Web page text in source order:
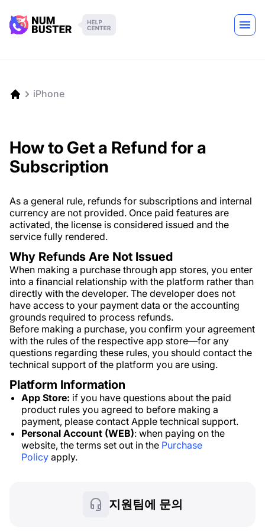
iPhone
How to Get a Refund for a
Subscription
As a general rule, refunds for subscriptions and internal
currency are not provided. Once paid features are
activated, the license is considered issued and the
service fully rendered.
Why Refunds Are Not Issued
When making a purchase through app stores, you enter
into a financial relationship with the platform rather than
directly with the developer. The developer does not
have access to your payment data or the accounting
grounds required to process refunds.
Before making a purchase, you confirm your agreement
with the rules of the respective app store—for any
questions regarding these rules, you should contact the
technical support of the platform you are using.
Platform Information
App Store: if you have questions about the paid
product rules you agreed to before making a
payment, please contact Apple technical support.
Personal Account (WEB): when paying on the
website, the terms set out in the Purchase
Policy apply.
지원팀에 문의